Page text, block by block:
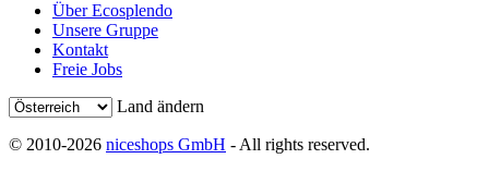
Über Ecosplendo
Unsere Gruppe
Kontakt
Freie Jobs
Land ändern
© 2010-2026 niceshops GmbH - All rights reserved.